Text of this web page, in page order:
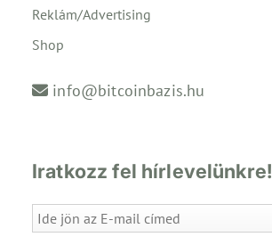
Reklám/Advertising
Shop
info@bitcoinbazis.hu
Iratkozz fel hírlevelünkre!